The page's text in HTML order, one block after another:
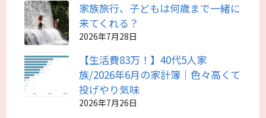
家族旅行、子どもは何歳まで一緒に
来てくれる？
2026年7月28日
【生活費83万！】40代5人家
族/2026年6月の家計簿｜色々高くて
投げやり気味
2026年7月26日